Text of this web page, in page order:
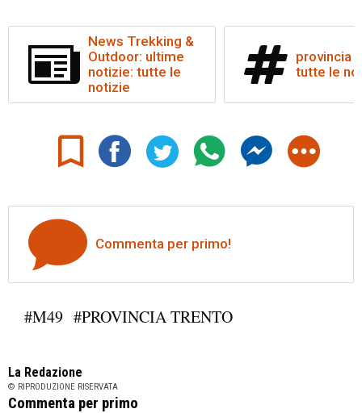
News Trekking &
Outdoor: ultime
notizie: tutte le
notizie
provincia
tutte le
Commenta per primo!
#M49 #PROVINCIA TRENTO
La Redazione
© RIPRODUZIONE RISERVATA
Commenta per primo